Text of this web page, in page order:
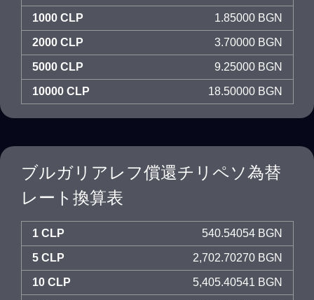
1000 CLP 1.85000 BGN
2000 CLP 3.70000 BGN
5000 CLP 9.25000 BGN
10000 CLP 18.50000 BGN
ブルガリアレフ償還チリペソ為替
レート換算表
1 CLP 540.54054 BGN
5 CLP 2,702.70270 BGN
10 CLP 5,405.40541 BGN